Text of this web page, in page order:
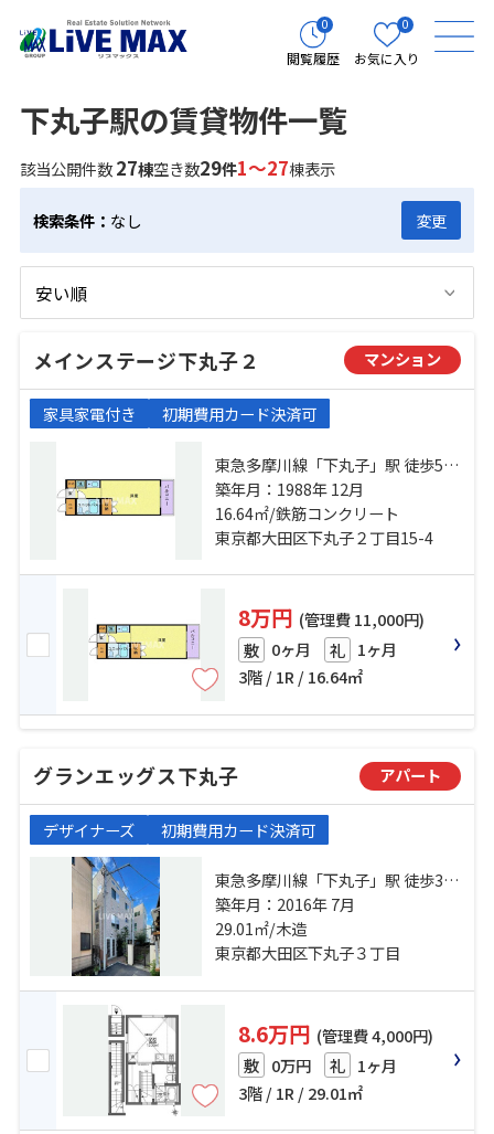
0
閲覧履歴
0
お気に入り
下丸子駅の賃貸物件一覧
該当公開件数27棟空き数29件1～27棟表示
検索条件： なし 変更
メインステージ下丸子２ マンション
家具家電付き 初期費用カード決済可
東急多摩川線「下丸子」駅 徒歩5分
東急多摩川線「武蔵新田」駅 徒歩7
分 東急池上線「千鳥町」駅 徒歩17
分
築年月：1988年 12月
16.64㎡/鉄筋コンクリート
東京都大田区下丸子２丁目15-4
8万円 (管理費 11,000円)
敷 0ヶ月 礼 1ヶ月
3階 / 1R / 16.64㎡
グランエッグス下丸子 アパート
デザイナーズ 初期費用カード決済可
東急多摩川線「下丸子」駅 徒歩3分
東急池上線「千鳥町」駅 徒歩10分
東急池上線「久が原」駅 徒歩16分
築年月：2016年 7月
29.01㎡/木造
東京都大田区下丸子３丁目
8.6万円 (管理費 4,000円)
敷 0万円 礼 1ヶ月
3階 / 1R / 29.01㎡